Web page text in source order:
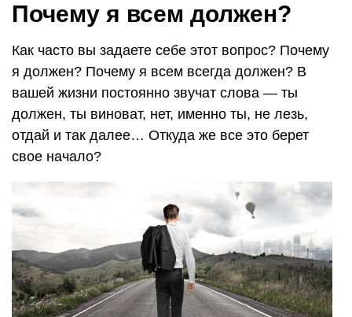
Почему я всем должен?
Как часто вы задаете себе этот вопрос? Почему
я должен? Почему я всем всегда должен? В
вашей жизни постоянно звучат слова — ты
должен, ты виноват, нет, именно ты, не лезь,
отдай и так далее… Откуда же все это берет
свое начало?